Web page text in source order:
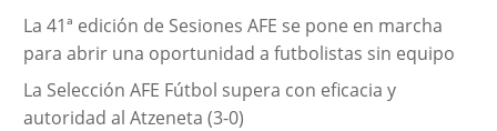
a
s
La 41ª edición de Sesiones AFE se pone en marcha
para abrir una oportunidad a futbolistas sin equipo
La Selección AFE Fútbol supera con eficacia y
autoridad al Atzeneta (3-0)